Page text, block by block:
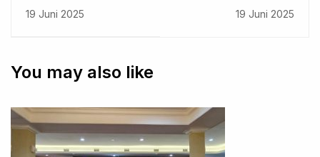
Dampingi
Prodi S1 Ilmu Hadis
Langkah Strategis
Menuju Akreditasi
Unggul
19 Juni 2025
Gelar Sosialisasi
19 Juni 2025
You may also like